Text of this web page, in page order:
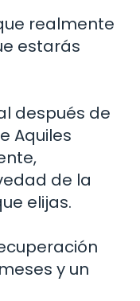
realmente
estarás
después de
Aquiles
de la
elijas.
y un